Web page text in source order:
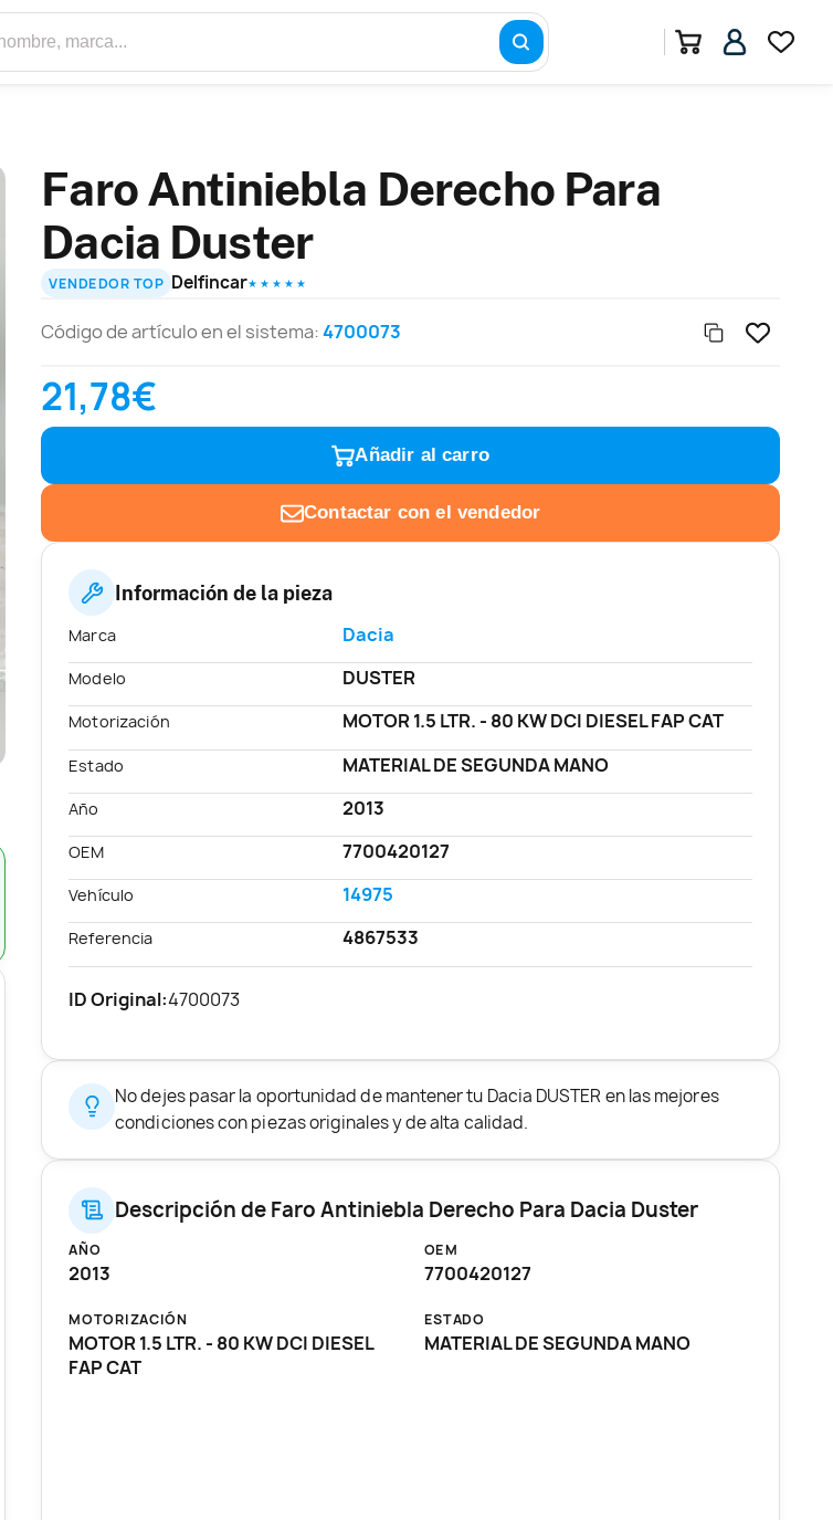
Faro Antiniebla Derecho Para
Dacia Duster
VENDEDOR TOP Delfincar★ ★ ★ ★ ★
Código de artículo en el sistema:4700073
21,78€
Añadir al carro
Contactar con el vendedor
Información de la pieza
Marca Dacia
Modelo DUSTER
Motorización MOTOR 1.5 LTR. - 80 KW DCI DIESEL FAP CAT
Estado MATERIAL DE SEGUNDA MANO
Año 2013
OEM 7700420127
Vehículo 14975
Referencia 4867533
ID Original:4700073
No dejes pasar la oportunidad de mantener tu Dacia DUSTER en las mejores
condiciones con piezas originales y de alta calidad.
Descripción de Faro Antiniebla Derecho Para Dacia Duster
AÑO
2013
OEM
7700420127
MOTORIZACIÓN
MOTOR 1.5 LTR. - 80 KW DCI DIESEL
FAP CAT
ESTADO
MATERIAL DE SEGUNDA MANO